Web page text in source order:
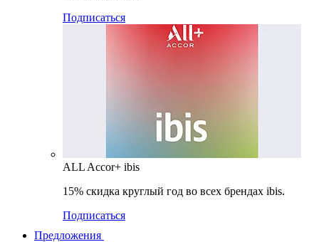
Подписаться
ALL Accor+ ibis
15% скидка круглый год во всех брендах ibis.
Подписаться
Предложения